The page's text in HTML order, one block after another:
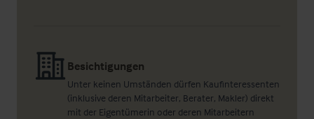
Besichtigungen
Unter keinen Umständen dürfen Kaufinteressenten
(inklusive deren Mitarbeiter, Berater, Makler) direkt
mit der Eigentümerin oder deren Mitarbeitern